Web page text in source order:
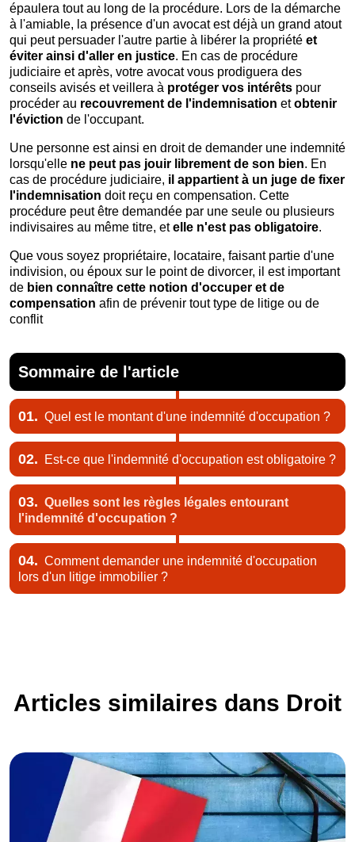
épaulera tout au long de la procédure. Lors de la démarche
à l'amiable, la présence d'un avocat est déjà un grand atout
qui peut persuader l'autre partie à libérer la propriété et
éviter ainsi d'aller en justice. En cas de procédure
judiciaire et après, votre avocat vous prodiguera des
conseils avisés et veillera à protéger vos intérêts pour
procéder au recouvrement de l'indemnisation etobtenir
l'éviction de l'occupant.
Une personne est ainsi en droit de demander une indemnité
lorsqu'elle ne peut pas jouir librement de son bien. En
cas de procédure judiciaire, il appartient à un juge de fixer
l'indemnisation doit reçu en compensation. Cette
procédure peut être demandée par une seule ou plusieurs
indivisaires au même titre, etelle n'est pas obligatoire.
Que vous soyez propriétaire, locataire, faisant partie d'une
indivision, ou époux sur le point de divorcer, il est important
de bien connaître cette notion d'occuper et de
compensation afin de prévenir tout type de litige ou de
conflit
Sommaire de l'article
01. Quel est le montant d'une indemnité d'occupation ?
02. Est-ce que l'indemnité d'occupation est obligatoire ?
03. Quelles sont les règles légales entourant
l'indemnité d'occupation ?
04. Comment demander une indemnité d'occupation
lors d'un litige immobilier ?
Articles similaires dans Droit